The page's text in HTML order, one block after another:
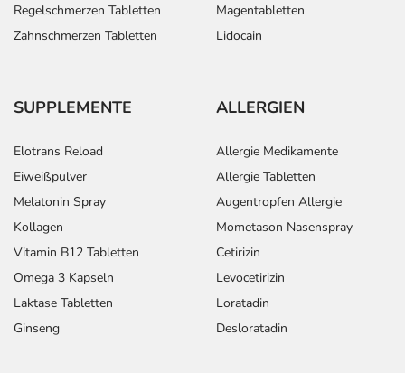
Regelschmerzen Tabletten
Zahnschmerzen Tabletten
Magentabletten
Lidocain
SUPPLEMENTE
Elotrans Reload
Eiweißpulver
Melatonin Spray
Kollagen
Vitamin B12 Tabletten
Omega 3 Kapseln
Laktase Tabletten
Ginseng
ALLERGIEN
Allergie Medikamente
Allergie Tabletten
Augentropfen Allergie
Mometason Nasenspray
Cetirizin
Levocetirizin
Loratadin
Desloratadin